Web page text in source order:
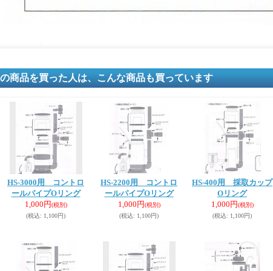
商品を買った人は、こんな商品も買っています
HS-3000用 コントロ
ールパイプOリング
1,000円(税別)
(税込: 1,100円)
HS-2200用 コントロ
ールパイプOリング
1,000円(税別)
(税込: 1,100円)
HS-400用 採取カップ
Oリング
1,000円(税別)
(税込: 1,100円)